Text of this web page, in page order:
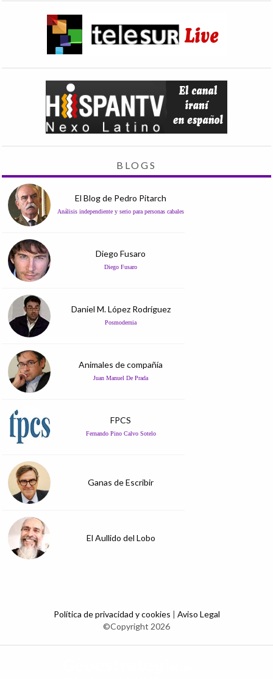
BLOGS
El Blog de Pedro Pitarch
Análisis independiente y serio para personas cabales
Diego Fusaro
Diego Fusaro
Daniel M. López Rodríguez
Posmodernia
Animales de compañía
Juan Manuel De Prada
FPCS
Fernando Pino Calvo Sotelo
Ganas de Escribir
El Aullido del Lobo
Política de privacidad y cookies | Aviso Legal
©Copyright 2026